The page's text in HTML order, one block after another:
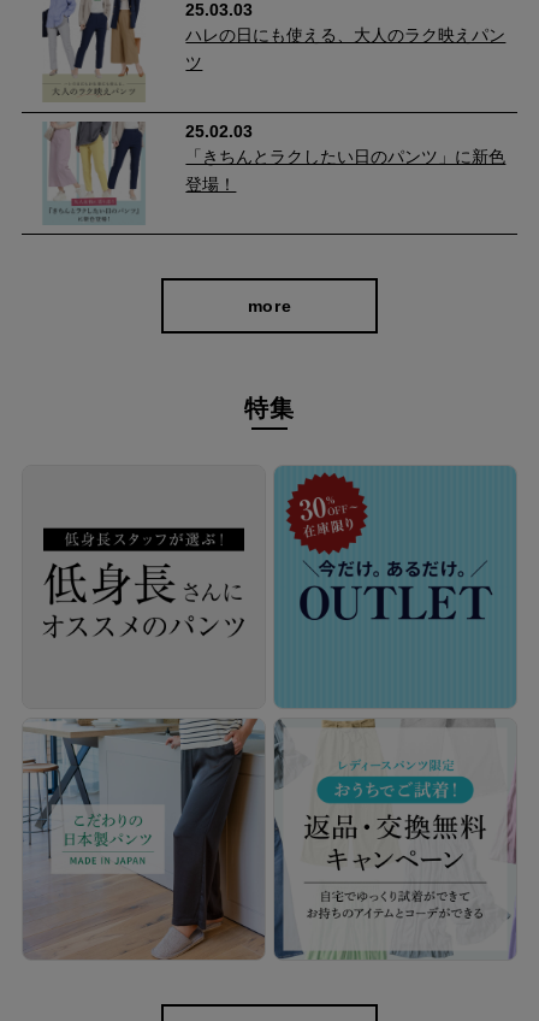
えしながらも、グーンと伸びるストレッチ性ではき心地もバツグ
ン。 通常内側と外側に入れる切替えを真横ではなく、前身側に寄
せたことで視覚的に脚がすっきり細見えします。
伸縮性140％のストレッチでストレスフリー
生地自体にストレッチが効いているから、膝の曲げ伸ばしや、し
ゃがんでもグーンと伸びてはき心地も楽ラク。 後ろの部分にはギ
ャザーを寄せているため、見た目はスッキリしながらも締め付け
感は少なく、長時間穿いていても窮屈さを感じにくくなっていま
25.03.03
ハレの日にも使える、大人のラク映えパン
ツ
25.02.03
「きちんとラクしたい日のパンツ」に新色
登場！
more
特集